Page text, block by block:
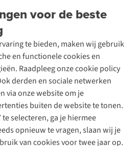
voor de beste
te bieden, maken wij gebruik
en functionele cookies en
Raadpleeg onze cookie policy
derden en sociale netwerken
via onze website om je
buiten de website te tonen.
selecteren, ga je hiermee
opnieuw te vragen, slaan wij je
van cookies voor twee jaar op.
Follow us